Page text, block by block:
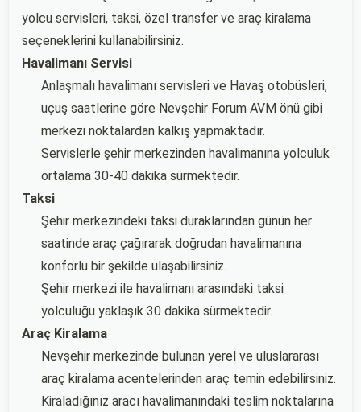
yolcu servisleri, taksi, özel transfer ve araç kiralama
seçeneklerini kullanabilirsiniz.
Havalimanı Servisi
Anlaşmalı havalimanı servisleri ve Havaş otobüsleri,
uçuş saatlerine göre Nevşehir Forum AVM önü gibi
merkezi noktalardan kalkış yapmaktadır.
Servislerle şehir merkezinden havalimanına yolculuk
ortalama 30-40 dakika sürmektedir.
Taksi
Şehir merkezindeki taksi duraklarından günün her
saatinde araç çağırarak doğrudan havalimanına
konforlu bir şekilde ulaşabilirsiniz.
Şehir merkezi ile havalimanı arasındaki taksi
yolculuğu yaklaşık 30 dakika sürmektedir.
Araç Kiralama
Nevşehir merkezinde bulunan yerel ve uluslararası
araç kiralama acentelerinden araç temin edebilirsiniz.
Kiraladığınız aracı havalimanındaki teslim noktalarına